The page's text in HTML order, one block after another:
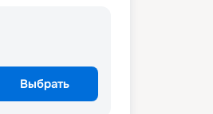
Выбрать